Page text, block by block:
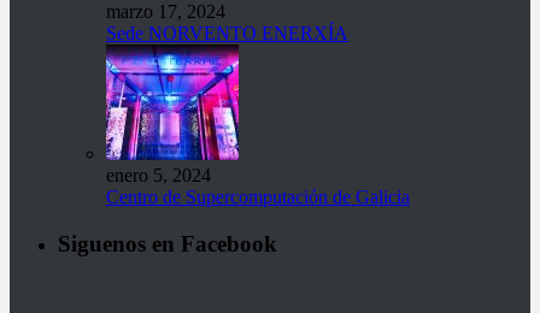
marzo 17, 2024
Sede NORVENTO ENERXÍA
enero 5, 2024
Centro de Supercomputación de Galicia
Siguenos en Facebook